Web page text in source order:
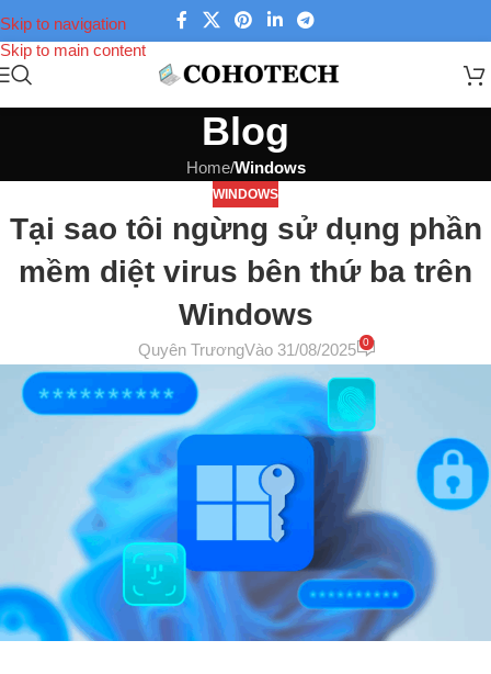
Skip to navigation
Skip to main content
Blog
Home/Windows
WINDOWS
Tại sao tôi ngừng sử dụng phần
mềm diệt virus bên thứ ba trên
Windows
Quyên TrươngVào 31/08/2025 0